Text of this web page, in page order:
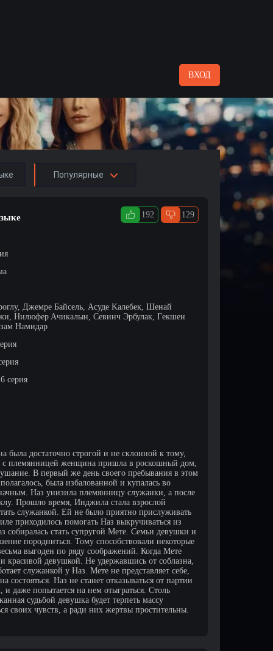
ВХОД
Популярные
192 129
Джeмpe Бaйceль, Acудe Kaлeбeк, Шeнaй
Hилюфep Aчикaлын, Ceвинч Эpбулaк, Гeкшeн
Haмидap
серия
была достаточно строгой и не склонной к тому,
с племянницей женщина пришла в роскошный дом,
В первый же день своего пребывания в этом
была избалованной и купалась во
Наз унизила племянницу служанки, а после
Прошло время, Инджила стала взрослой
служанкой. Ей не было приятно прислуживать
приходилось помогать Наз выкручиваться из
собиралась стать супругой Мете. Семьи девушки и
породниться. Тому способствовали некоторые
выгоден по ряду соображений. Когда Мете
красивой девушкой. Не удержавшись от соблазна,
служанкой у Наз. Мете не представляет себе,
Наз не станет отказываться от партии
даже попытается на нем отыграться. Столь
судьбой девушка будет терпеть массу
своих чувств, а ради них жертвы простительны.